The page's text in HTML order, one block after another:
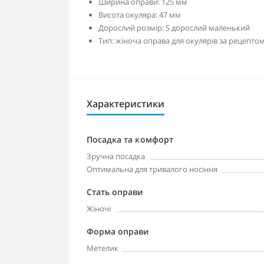
Висота окуляра: 47 мм
Дорослий розмір: S дорослий маленький
Тип: жіноча оправа для окулярів за
Характеристики
Посадка та комфорт
Зручна посадка
Оптимальна для тривалого носіння
Стать оправи
Жіночі
Форма оправи
Метелик